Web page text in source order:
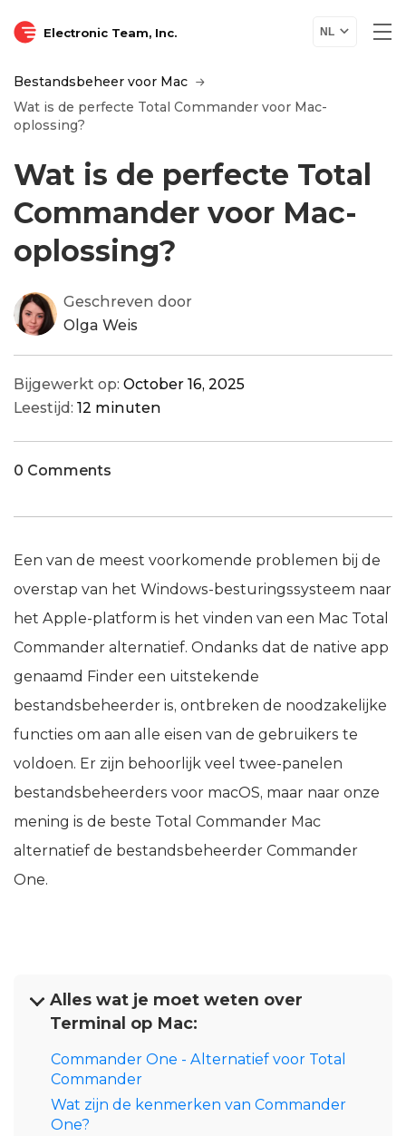
Electronic Team, Inc. NL
Bestandsbeheer voor Mac
Wat is de perfecte Total Commander voor Mac-
oplossing?
Wat is de perfecte Total
Commander voor Mac-
oplossing?
Geschreven door
Olga Weis
Bijgewerkt op: October 16, 2025
Leestijd: 12 minuten
0 Comments
Een van de meest voorkomende problemen bij de
overstap van het Windows-besturingssysteem naar
het Apple-platform is het vinden van een Mac Total
Commander alternatief. Ondanks dat de native app
genaamd Finder een uitstekende
bestandsbeheerder is, ontbreken de noodzakelijke
functies om aan alle eisen van de gebruikers te
voldoen. Er zijn behoorlijk veel twee-panelen
bestandsbeheerders voor macOS, maar naar onze
mening is de beste Total Commander Mac
alternatief de bestandsbeheerder Commander
One.
Alles wat je moet weten over
Terminal op Mac:
Commander One - Alternatief voor Total
Commander
Wat zijn de kenmerken van Commander
One?